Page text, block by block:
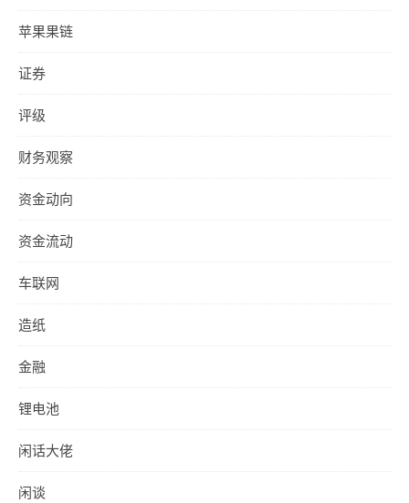
苹果果链
证券
评级
财务观察
资金动向
资金流动
车联网
造纸
金融
锂电池
闲话大佬
闲谈